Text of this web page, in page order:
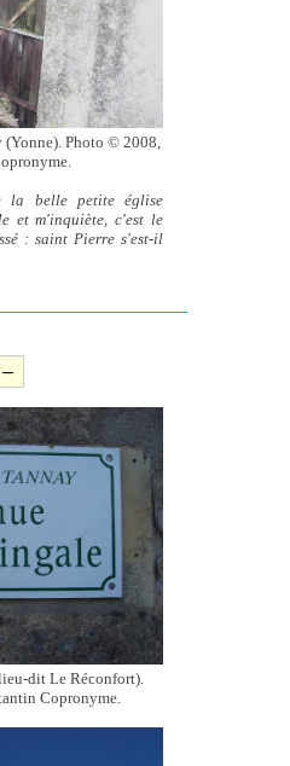
(Yonne). Photo © 2008,
la belle petite église
et m'inquiète, c'est le
: saint Pierre s'est-il
–
dit Le Réconfort).
Copronyme.